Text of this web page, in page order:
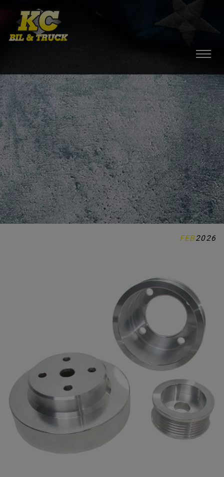
HEM
BILAR
MOPEDBILAR
TILLBEHÖR
DÄCK / FÄLGAR
FEB2026